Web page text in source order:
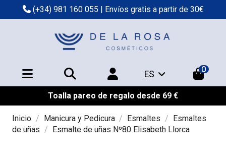
(+34) 981 160 055 | Envíos gratis a partir de 30€
ES 0
Toalla pareo de regalo desde 69 €
Inicio Manicura y Pedicura Esmaltes
Esmaltes
de uñas
Esmalte de uñas Nº80 Elisabeth Llorca